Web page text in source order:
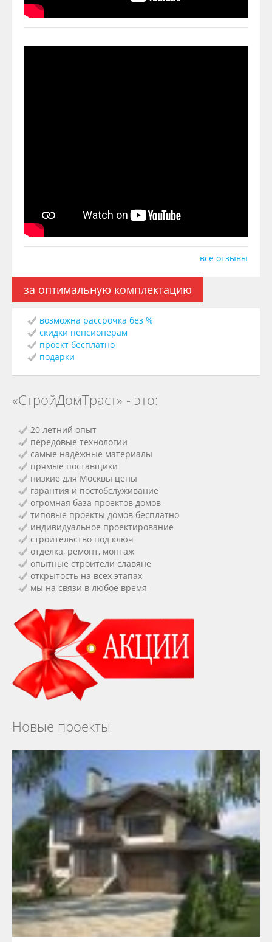
все отзывы
за оптимальную комплектацию
возможна рассрочка без %
скидки пенсионерам
проект бесплатно
подарки
«СтройДомТраст» - это:
20 летний опыт
передовые технологии
самые надёжные материалы
прямые поставщики
низкие для Москвы цены
гарантия и постобслуживание
огромная база проектов домов
типовые проекты домов бесплатно
индивидуальное проектирование
строительство под ключ
отделка, ремонт, монтаж
опытные строители славяне
открытость на всех этапах
мы на связи в любое время
Новые проекты